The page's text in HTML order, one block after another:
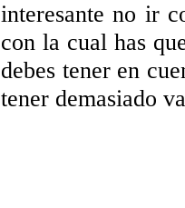
interesante no ir
con la cual has
debes tener en
tener demasiado